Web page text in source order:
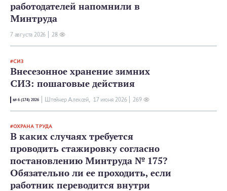
работодателей напомнили в
Минтруда
7 августа 2026 28
СИЗ
Внесезонное хранение зимних
СИЗ: пошаговые действия
№ 6 (174) 2026 Штейнер Алексей, 17 июня 2026 269
ОХРАНА ТРУДА
В каких случаях требуется
проводить стажировку согласно
постановлению Минтруда № 175?
Обязательно ли ее проходить, если
работник переводится внутри